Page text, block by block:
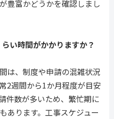
豊富かどうかを確認しまし
い時間がかかりますか？
は、制度や申請の混雑状況
2週間から1か月程度が目安
件数が多いため、繁忙期に
あります。工事スケジュー